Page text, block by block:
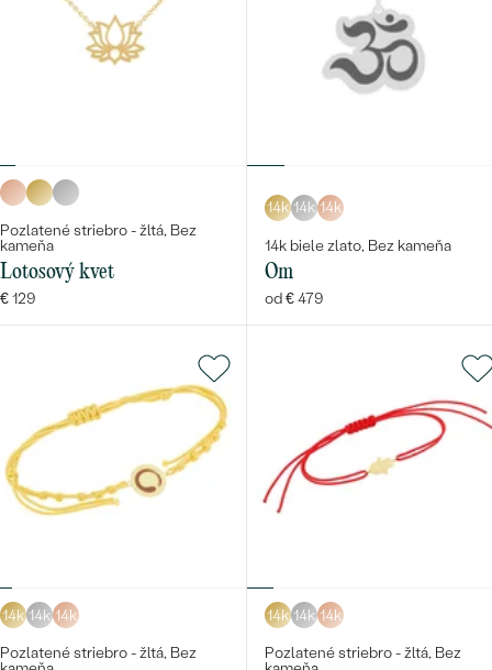
Pozlatené striebro - žltá, Bez
kameňa
Lotosový kvet
€ 129
14k 14k 14k
14k biele zlato, Bez kameňa
Om
od € 479
14k 14k 14k
Pozlatené striebro - žltá, Bez
14k 14k 14k
Pozlatené striebro - žltá, Bez